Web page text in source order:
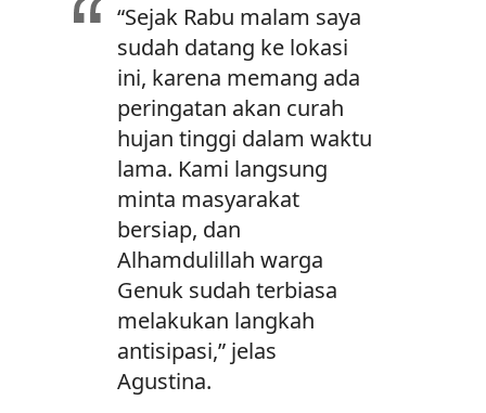
“Sejak Rabu malam saya
sudah datang ke lokasi
ini, karena memang ada
peringatan akan curah
hujan tinggi dalam waktu
lama. Kami langsung
minta masyarakat
bersiap, dan
Alhamdulillah warga
Genuk sudah terbiasa
melakukan langkah
antisipasi,” jelas
Agustina.